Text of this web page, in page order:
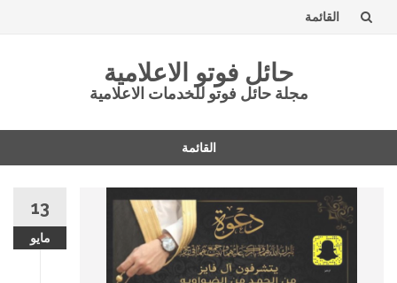
القائمة
حائل فوتو الاعلامية
مجلة حائل فوتو للخدمات الاعلامية
القائمة
13
مايو